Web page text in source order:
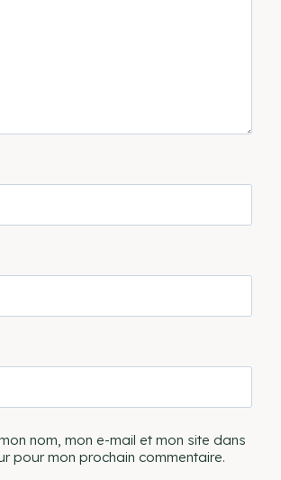
nom, mon e-mail et mon site dans
pour mon prochain commentaire.